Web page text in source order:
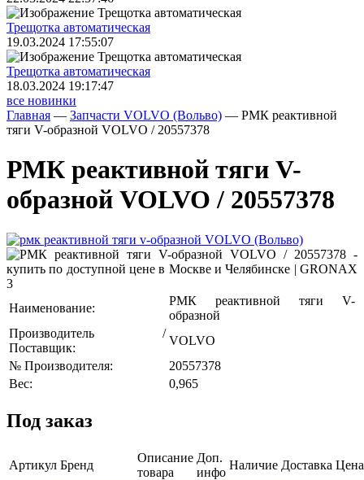
Трещoтка автоматическая
19.03.2024 17:55:07
Трещoтка автоматическая
18.03.2024 19:17:47
все новинки
Главная — Запчасти VOLVO (Вольво) — РМК реактивной
тяги V-образной VOLVO / 20557378
РМК реактивной тяги V-
образной VOLVO / 20557378
Наименование:
РМК реактивной тяги V-
образной
Производитель /
Поставщик:
VOLVO
№ Производителя:
20557378
Вес:
0,965
Под заказ
Артикул Бренд
Описание
товара
Доп.
инфо
Наличие Доставка Цена